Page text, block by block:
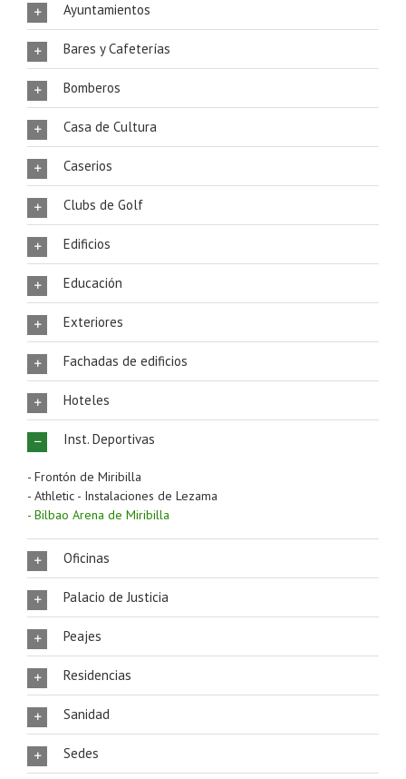
Ayuntamientos
Bares y Cafeterías
Bomberos
Casa de Cultura
Caserios
Clubs de Golf
Edificios
Educación
Exteriores
Fachadas de edificios
Hoteles
Inst. Deportivas
- Frontón de Miribilla
- Athletic - Instalaciones de Lezama
- Bilbao Arena de Miribilla
Oficinas
Palacio de Justicia
Peajes
Residencias
Sanidad
Sedes